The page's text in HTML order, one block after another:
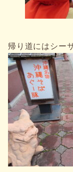
帰り道にはシー